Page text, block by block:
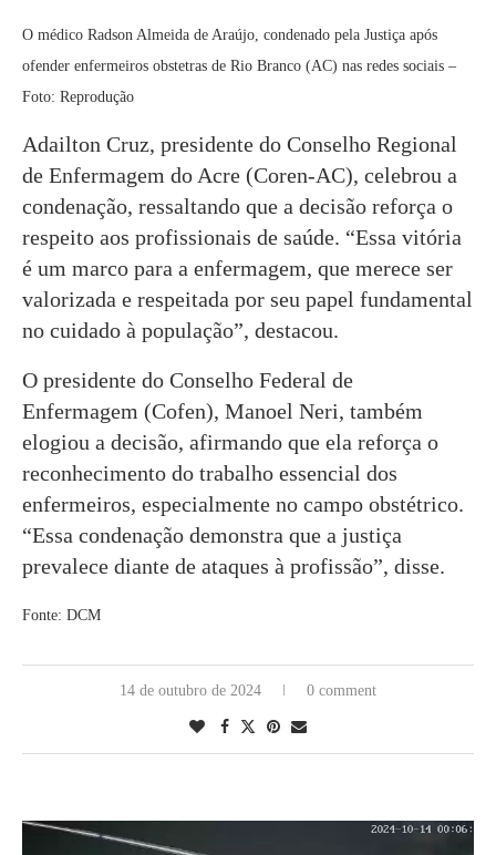
O médico Radson Almeida de Araújo, condenado pela Justiça após
ofender enfermeiros obstetras de Rio Branco (AC) nas redes sociais –
Foto: Reprodução
Adailton Cruz, presidente do Conselho Regional
de Enfermagem do Acre (Coren-AC), celebrou a
condenação, ressaltando que a decisão reforça o
respeito aos profissionais de saúde. “Essa vitória
é um marco para a enfermagem, que merece ser
valorizada e respeitada por seu papel fundamental
no cuidado à população”, destacou.
O presidente do Conselho Federal de
Enfermagem (Cofen), Manoel Neri, também
elogiou a decisão, afirmando que ela reforça o
reconhecimento do trabalho essencial dos
enfermeiros, especialmente no campo obstétrico.
“Essa condenação demonstra que a justiça
prevalece diante de ataques à profissão”, disse.
Fonte: DCM
14 de outubro de 2024 0 comment